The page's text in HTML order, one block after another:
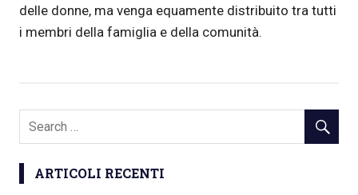
delle donne, ma venga equamente distribuito tra tutti
i membri della famiglia e della comunità.
ARTICOLI RECENTI